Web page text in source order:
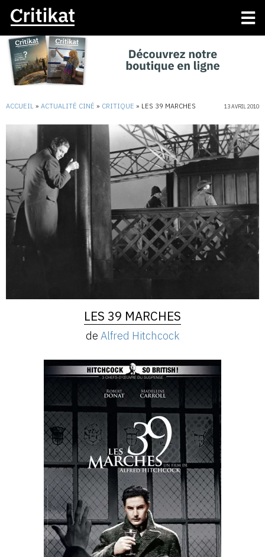
ACCUEIL » ACTUALITÉ CINÉ » CRITIQUE » LES 39 MARCHES 13 AVRIL 2010
LES 39 MARCHES
de Alfred Hitchcock